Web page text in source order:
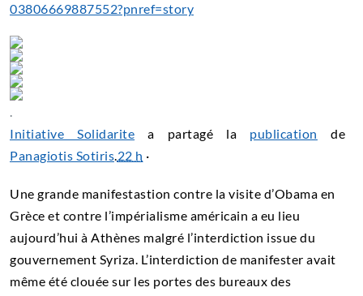
03806669887552?pnref=story
.
Initiative Solidarite a partagé la publication
de
Panagiotis Sotiris.22 h ·
Une grande manifestastion contre la visite d’Obama en
Grèce et contre l’impérialisme américain a eu lieu
aujourd’hui à Athènes malgré l’interdiction issue du
gouvernement Syriza. L’interdiction de manifester avait
même été clouée sur les portes des bureaux des